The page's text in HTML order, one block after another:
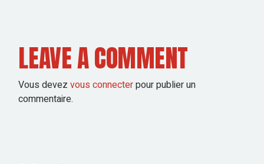
LEAVE A COMMENT
Vous devezvous connecterpour publier un
commentaire.